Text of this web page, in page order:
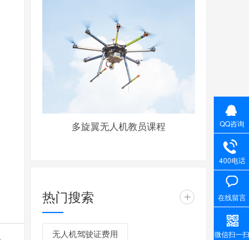
多旋翼无人机教员课程
热门搜索 +
无人机驾驶证费用
QQ咨询
400电话
在线留言
微信扫一扫